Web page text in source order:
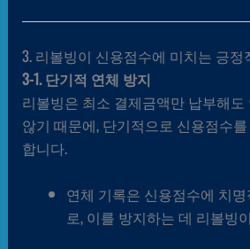
3. 리볼빙이 신용점수에 미치는 긍정
3-1. 단기적 연체 방지
리볼빙은 최소 결제금액만 납부해도
않기 때문에, 단기적으로 신용점수
합니다.
연체 기록은 신용점수에 치
로, 이를 방지하는 데 리볼빙